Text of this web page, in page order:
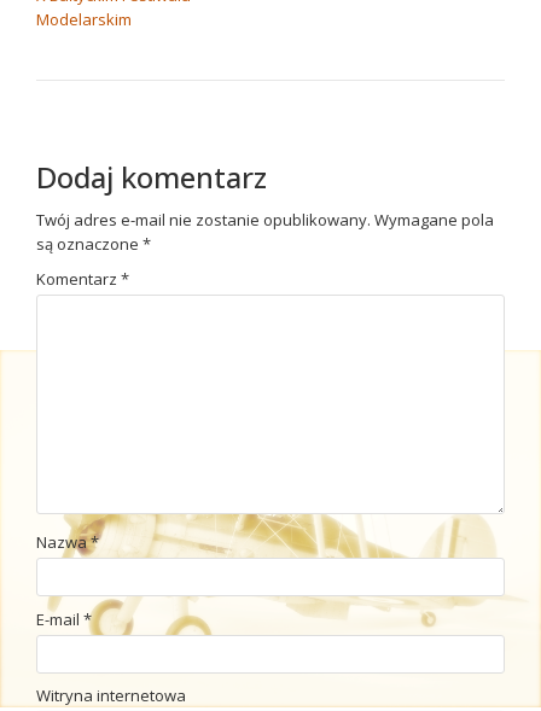
Modelarskim
Dodaj komentarz
Twój adres e-mail nie zostanie opublikowany. Wymagane pola
są oznaczone *
Komentarz *
Nazwa*
E-mail *
Witryna internetowa